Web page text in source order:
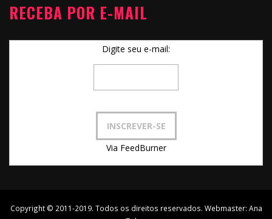
RECEBA POR E-MAIL
Digite seu e-mail:
Via FeedBurner
Copyright © 2011-2019. Todos os direitos reservados. Webmaster: Ana